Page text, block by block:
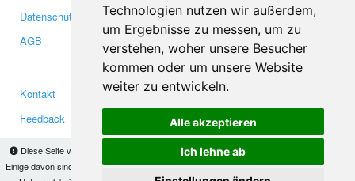
Technologien nutzen wir außerdem,
um Ergebnisse zu messen, um zu
verstehen, woher unsere Besucher
kommen oder um unsere Website
weiter zu entwickeln.
Alle akzeptieren
Ich lehne ab
Diese Seite verwendet Cookies, um Informationen auf Ihrem Computer zu speichern.
Einige davon sind notwendig, damit unsere Seite funktioniert, andere helfen uns dabei, das
Datenschutzerklärung
AGB
Investoren
Medien
Kontakt
Feedback
Facebook
Twitter
YouTube
Google+